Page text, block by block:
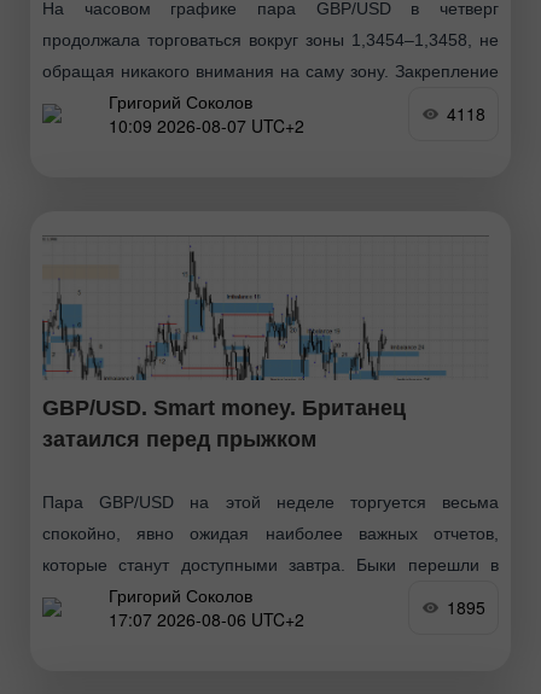
На часовом графике пара GBP/USD в четверг
продолжала торговаться вокруг зоны 1,3454–1,3458, не
обращая никакого внимания на саму зону. Закрепление
котировок под ней позволяет рассчитывать на
продолжение падения британца
Григорий Соколов
10:09 2026-08-07 UTC+2
4118
GBP/USD. Smart money. Британец
затаился перед прыжком
Пара GBP/USD на этой неделе торгуется весьма
спокойно, явно ожидая наиболее важных отчетов,
которые станут доступными завтра. Быки перешли в
новое наступление в конце июня, затем последовал
обычный коррекционный откат
Григорий Соколов
17:07 2026-08-06 UTC+2
1895